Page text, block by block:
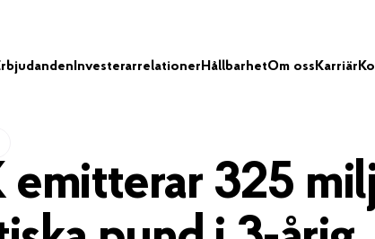
Investerarrelationer HållbarhetOm oss Karriär
emitterar 325